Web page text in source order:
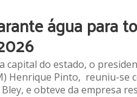
água para
capital do estado, o
Henrique Pinto, reuniu-se
e obteve da empresa